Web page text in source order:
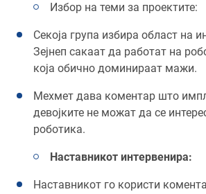
Избор на теми за проектите:
Секоја група избира област на
Зејнеп сакаат да работат на
која обично доминираат мажи.
Мехмет дава коментар што
девојките не можат да се
роботика.
Наставникот интервенира:
Наставникот го користи